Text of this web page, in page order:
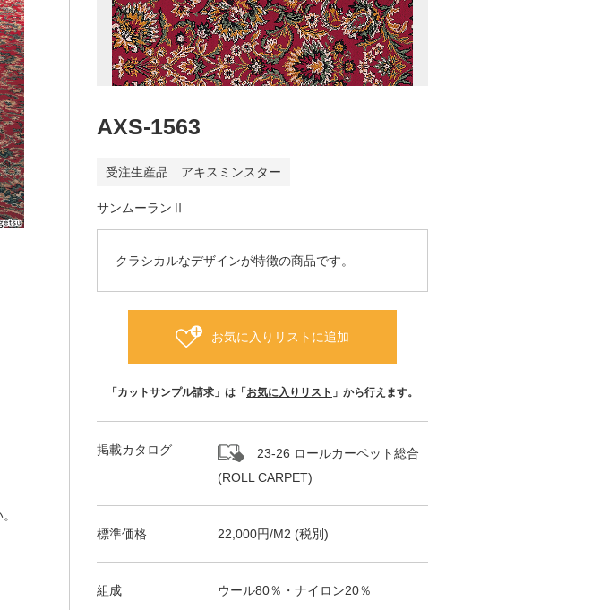
AXS-1563
受注生産品 アキスミンスター
サンムーランⅡ
クラシカルなデザインが特徴の商品です。
お気に入りリストに追加
「カットサンプル請求」は「 お気に入りリスト 」から行えます。
掲載カタログ
23-26 ロールカーペット総合
(ROLL CARPET)
標準価格 22,000円/M2 (税別)
組成 ウール80％・ナイロン20％